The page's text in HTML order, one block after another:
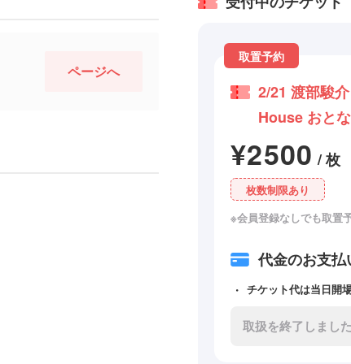
ページへ
取置予約
2/21 渡部駿
House おと
¥2500 / 枚
枚数制限あり
※会員登録なしでも取置
代金のお支払
チケット代は当日開
取扱を終了しました